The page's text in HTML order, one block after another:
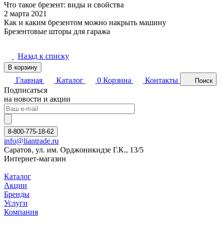
Что такое брезент: виды и свойства
2 марта 2021
Как и каким брезентом можно накрыть машину
Брезентовые шторы для гаража
Назад к списку
В корзину
Главная Каталог 0 Корзина Контакты Поиск
Подписаться
на новости и акции
8-800-775-18-62
info@liantrade.ru
Саратов, ул. им. Орджоникидзе Г.К., 13/5
Интернет-магазин
Каталог
Акции
Бренды
Услуги
Компания